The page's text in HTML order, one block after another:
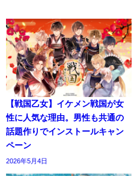
【戦国乙女】イケメン戦国が女
性に人気な理由。男性も共通の
話題作りでインストールキャン
ペーン
2026年5月4日